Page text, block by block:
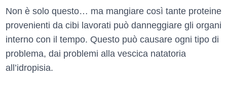
Non è solo questo… ma mangiare così tante proteine
provenienti da cibi lavorati può danneggiare gli organi
interno con il tempo. Questo può causare ogni tipo di
problema, dai problemi alla vescica natatoria
all’idropisia.